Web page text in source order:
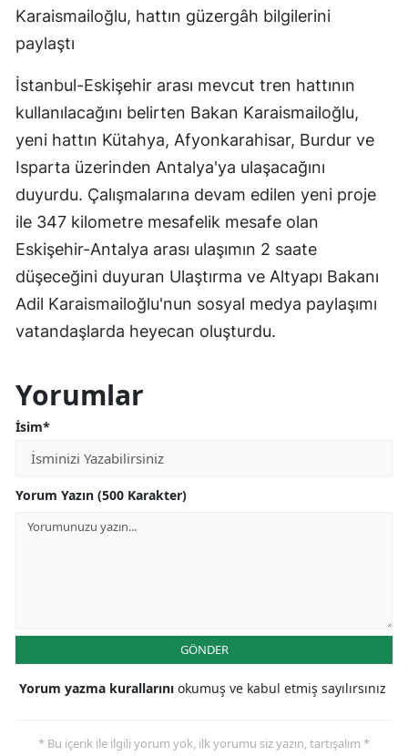
Karaismailoğlu, hattın güzergâh bilgilerini
paylaştı
İstanbul-Eskişehir arası mevcut tren hattının
kullanılacağını belirten Bakan Karaismailoğlu,
yeni hattın Kütahya, Afyonkarahisar, Burdur ve
Isparta üzerinden Antalya'ya ulaşacağını
duyurdu. Çalışmalarına devam edilen yeni proje
ile 347 kilometre mesafelik mesafe olan
Eskişehir-Antalya arası ulaşımın 2 saate
düşeceğini duyuran Ulaştırma ve Altyapı Bakanı
Adil Karaismailoğlu'nun sosyal medya paylaşımı
vatandaşlarda heyecan oluşturdu.
Yorumlar
İsim*
Yorum Yazın (500 Karakter)
GÖNDER
Yorum yazma kurallarını okumuş ve kabul etmiş sayılırsınız
* Bu içerik ile ilgili yorum yok, ilk yorumu siz yazın, tartışalım *